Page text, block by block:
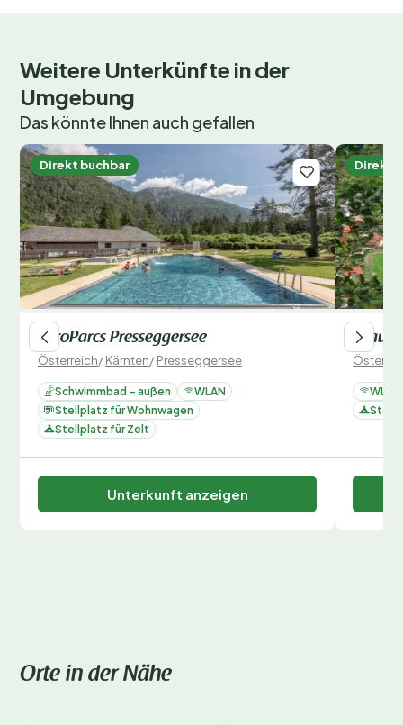
den Duft frischer Brötchen genießen? Buche jetzt
deinen Platz im Schwimmbad-Camping Mössler und
erlebe einen unvergesslichen Campingurlaub!
Weitere Unterkünfte in der
Umgebung
Das könnte Ihnen auch gefallen
Direkt buchbar
EuroParcs Presseggersee
Österreich/Kärnten/Presseggersee
Schwimmbad – außen
WLAN
Stellplatz für Wohnwagen
Stellplatz für Zelt
Unterkunft anzeigen
Direkt
Drau-
WLAN
Orte in der Nähe